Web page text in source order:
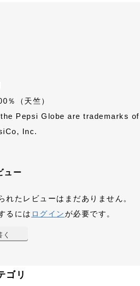
％（天竺）
Pepsi Globe are trademarks
Inc.
ュー
れたレビューはまだありません。
るには ログイン が必要です。
ゴリ